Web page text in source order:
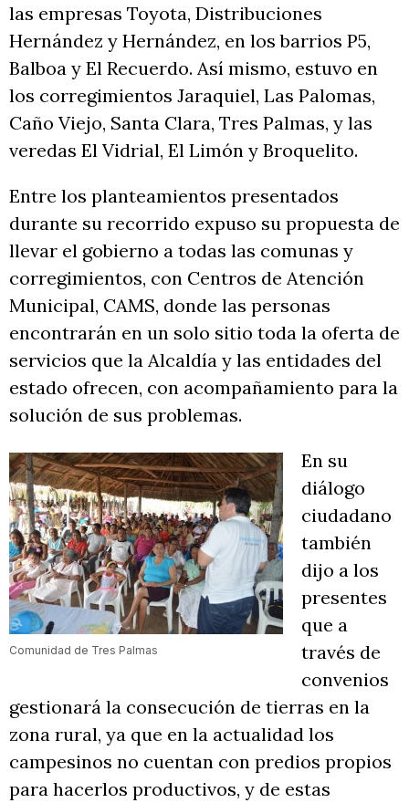
las empresas Toyota, Distribuciones
Hernández y Hernández, en los barrios P5,
Balboa y El Recuerdo. Así mismo, estuvo en
los corregimientos Jaraquiel, Las Palomas,
Caño Viejo, Santa Clara, Tres Palmas, y las
veredas El Vidrial, El Limón y Broquelito.
Entre los planteamientos presentados
durante su recorrido expuso su propuesta de
llevar el gobierno a todas las comunas y
corregimientos, con Centros de Atención
Municipal, CAMS, donde las personas
encontrarán en un solo sitio toda la oferta de
servicios que la Alcaldía y las entidades del
estado ofrecen, con acompañamiento para la
solución de sus problemas.
Comunidad de Tres Palmas
En su
diálogo
ciudadano
también
dijo a los
presentes
que a
través de
convenios
gestionará la consecución de tierras en la
zona rural, ya que en la actualidad los
campesinos no cuentan con predios propios
para hacerlos productivos, y de estas